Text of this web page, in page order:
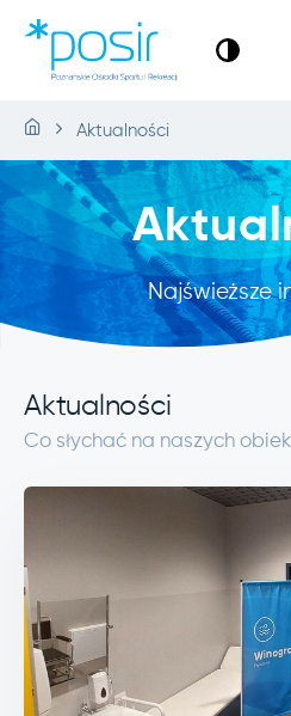
Aktualności
Najświeższe
Aktualności
Co słychać na naszych